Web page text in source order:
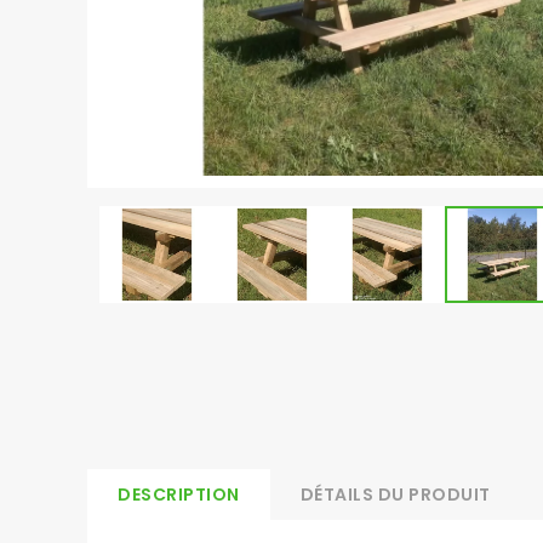
DESCRIPTION DÉTAILS DU PRODUIT